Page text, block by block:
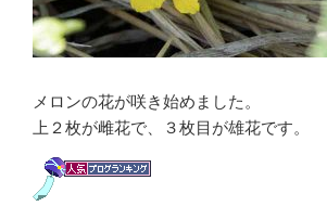
メロンの花が咲き始めました。
上２枚が雌花で、３枚目が雄花です。